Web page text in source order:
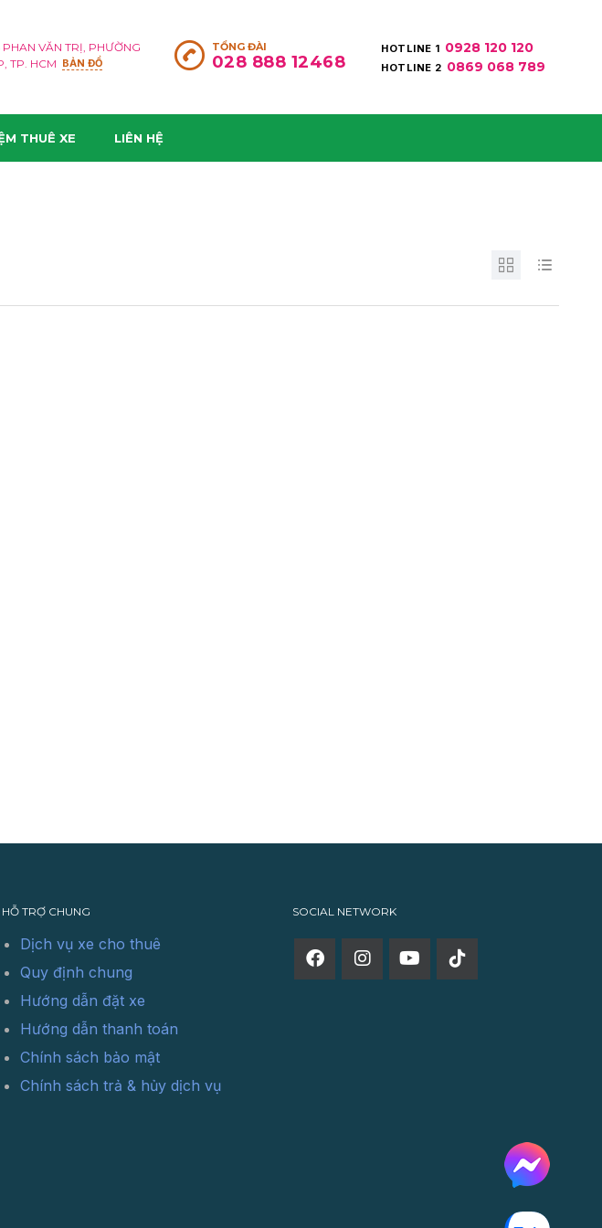
HOTLINE 1 0928 120 120
HOTLINE 2 0869 068 789
TỔNG ĐÀI
028 888 12468
PHAN VĂN TRỊ, PHƯỜNG
TP. HCM BẢN ĐỒ
THUÊ XE LIÊN HỆ
HỖ TRỢ CHUNG
Dịch vụ xe cho thuê
Quy định chung
Hướng dẫn đặt xe
Hướng dẫn thanh toán
Chính sách bảo mật
Chính sách trả & hủy dịch vụ
SOCIAL NETWORK